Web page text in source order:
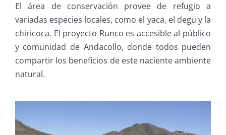
El área de conservación provee de refugio a
variadas especies locales, como el yaca, el degu y la
chiricoca. El proyecto Runco es accesible al público
y comunidad de Andacollo, donde todos pueden
compartir los beneficios de este naciente ambiente
natural.